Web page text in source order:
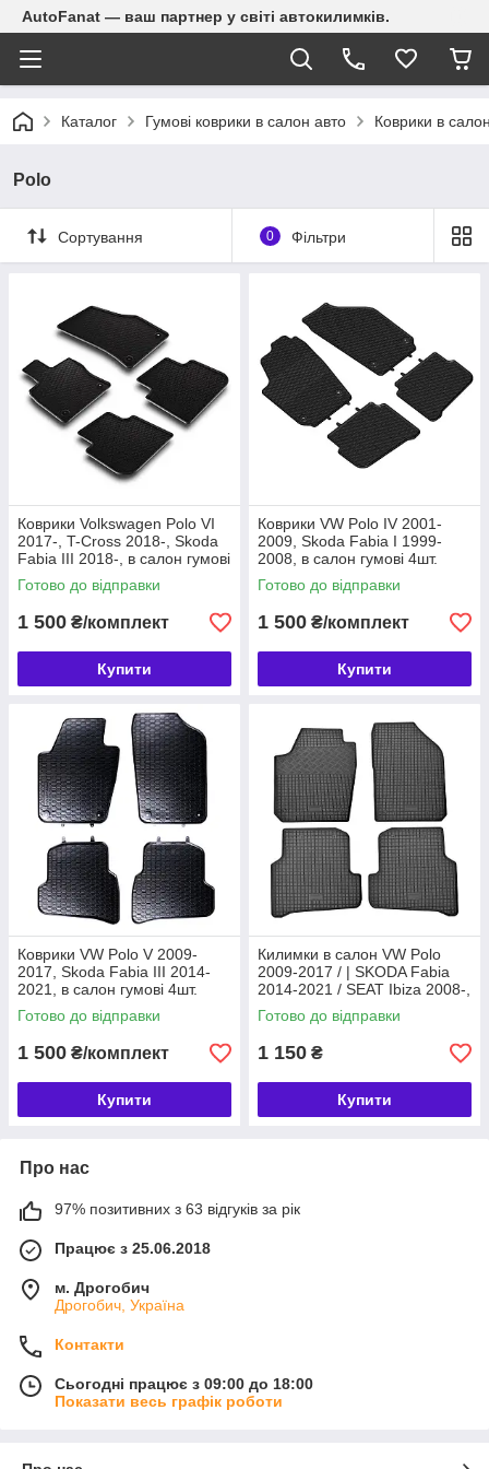
AutoFanat — ваш партнер у світі автокилимків.
Каталог Гумові коврики в салон авто Коврики в
Polo
Сортування 0 Фільтри
Коврики Volkswagen Polo VI
2017-, T-Cross 2018-, Skoda
Fabia III 2018-, в салон гумові
4шт. Geyer & Hosaja Польща
(889/4C)
Готово до відправки
1 500 ₴/комплект
Купити
Коврики VW Polo IV 2001-
2009, Skoda Fabia I 1999-
2008, в салон гумові 4шт.
Geyer & Hosaja Польща
(910/4C)
Готово до відправки
1 500 ₴/комплект
Купити
Коврики VW Polo V 2009-
2017, Skoda Fabia III 2014-
2021, в салон гумові 4шт.
Geyer & Hosaja Польща
(2008-2017) (842/4C)
Готово до відправки
1 500 ₴/комплект
Купити
Килимки в салон VW Polo
2009-2017 / | SKODA Fabia
2014-2021 / SEAT Ibiza 2008-,
гумові (4шт) Rigum (902730)
Готово до відправки
1 150 ₴
Купити
Про нас
97% позитивних з 63 відгуків за рік
Працює з 25.06.2018
м. Дрогобич
Дрогобич, Україна
Контакти
Сьогодні працює з 09:00 до 18:00
Показати весь графік роботи